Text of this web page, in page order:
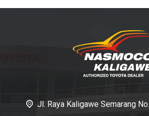
Jl. Raya Kaligawe Semarang